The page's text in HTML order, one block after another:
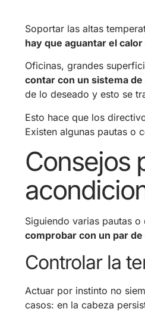
Soportar las altas
hay que aguantar el
Oficinas, grandes
contar con un sistema
de lo deseado y esto se
Esto hace que los
Existen algunas pautas o
Consejos
Siguiendo varias pautas
comprobar con un par
Controlar la
Actuar por instinto no
casos: en la cabeza